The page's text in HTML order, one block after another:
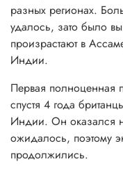
разных регионах.
удалось, зато было
произрастают в
Индии.
Первая полноценная
спустя 4 года
Индии. Он оказался
ожидалось, поэтому
продолжились.